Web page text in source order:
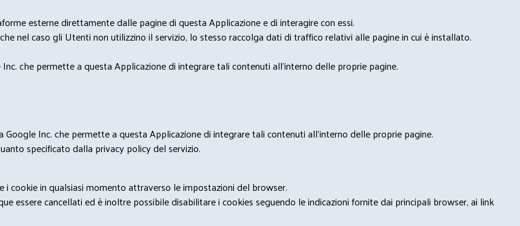
esterne direttamente dalle pagine di questa Applicazione e di interagire con essi.
nel caso gli Utenti non utilizzino il servizio, lo stesso raccolga dati di traffico relativi alle pagine in cui è installato.
che permette a questa Applicazione di integrare tali contenuti all'interno delle proprie pagine.
Inc. che permette a questa Applicazione di integrare tali contenuti all'interno delle proprie pagine.
specificato dalla privacy policy del servizio.
cookie in qualsiasi momento attraverso le impostazioni del browser.
essere cancellati ed è inoltre possibile disabilitare i cookies seguendo le indicazioni fornite dai principali browser, ai link